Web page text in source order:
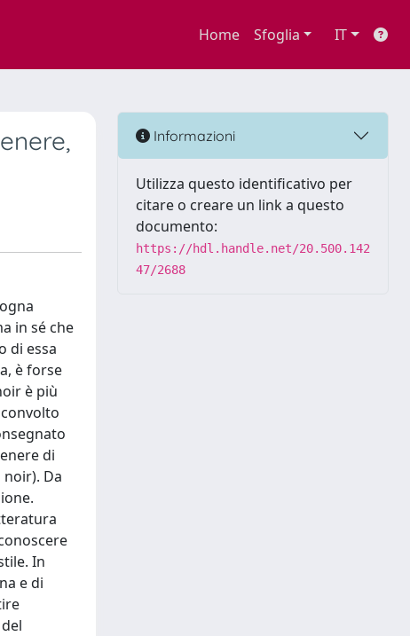
Home Sfoglia IT
in sé che
di essa
è forse
è più
di
Da
In
e di
Informazioni
Utilizza questo identificativo per
citare o creare un link a questo
documento:
https://hdl.handle.net/20.500.142
47/2688